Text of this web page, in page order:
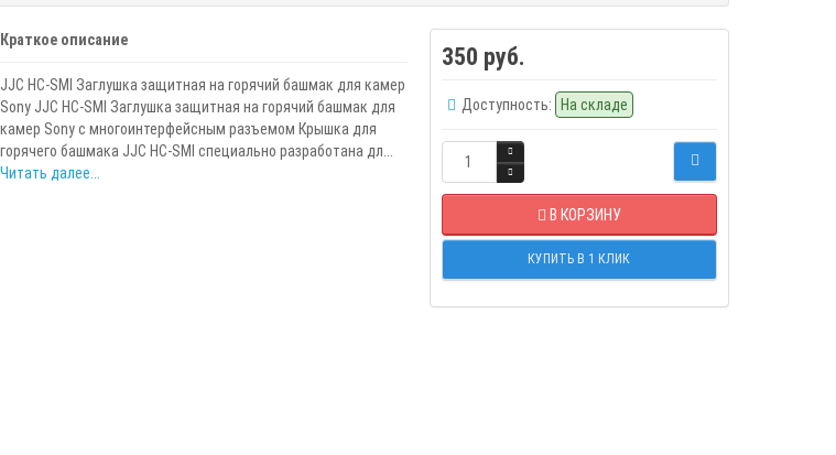
Краткое описание
JJC HC-SMI Заглушка защитная на горячий башмак для камер
Sony JJC HC-SMI Заглушка защитная на горячий башмак для
камер Sony с многоинтерфейсным разъемом Крышка для
горячего башмака JJC HC-SMI специально разработана дл...
Читать далее...
350 руб.
Доступность: На складе
В КОРЗИНУ
КУПИТЬ В 1 КЛИК